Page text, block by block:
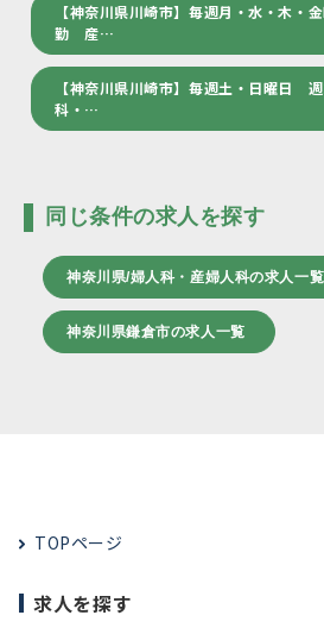
【神奈川県川崎市】毎週月・水・木
勤 産…
【神奈川県川崎市】毎週土・日曜日
科・…
同じ条件の求人を探す
神奈川県/婦人科・産婦人科の求人一覧
神奈川県鎌倉市の求人一覧
TOPページ
求人を探す